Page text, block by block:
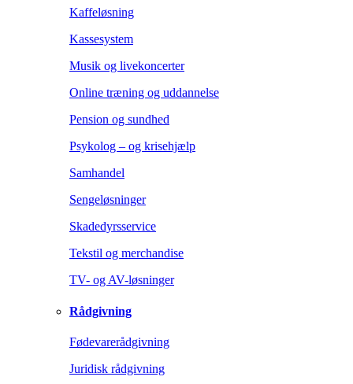
Kaffeløsning
Kassesystem
Musik og livekoncerter
Online træning og uddannelse
Pension og sundhed
Psykolog – og krisehjælp
Samhandel
Sengeløsninger
Skadedyrsservice
Tekstil og merchandise
TV- og AV-løsninger
Rådgivning
Fødevarerådgivning
Juridisk rådgivning